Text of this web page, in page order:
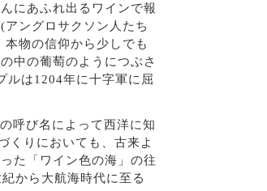
にあふれ出るワインで報
ングロサクソン人たち
物の信仰から少しでも
中の葡萄のようにつぶさ
ルは1204年に十字軍に屈
呼び名によって西洋に知
くりにおいても、古来よ
た「ワイン色の海」の往
から大航海時代に至る